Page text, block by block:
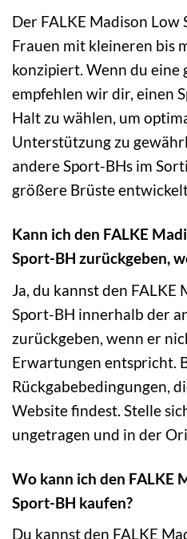
Der FALKE Madison
Frauen mit kleineren bis
konzipiert. Wenn du eine
empfehlen wir dir, einen
Halt zu wählen, um
Unterstützung zu
andere Sport-BHs im
größere Brüste
Kann ich den FALKE
Sport-BH zurückgeben,
Ja, du kannst den FALKE
Sport-BH innerhalb der
zurückgeben, wenn er
Erwartungen entspricht.
Rückgabebedingungen,
Website findest. Stelle
ungetragen und in der
Wo kann ich den FALKE
Sport-BH kaufen?
Du kannst den FALKE